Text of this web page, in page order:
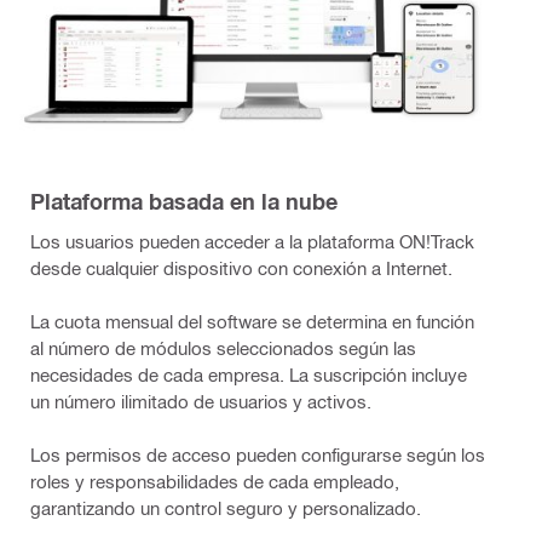
Plataforma basada en la nube
Los usuarios pueden acceder a la plataforma ON!Track
desde cualquier dispositivo con conexión a Internet.
La cuota mensual del software se determina en función
al número de módulos seleccionados según las
necesidades de cada empresa. La suscripción incluye
un número ilimitado de usuarios y activos.
Los permisos de acceso pueden configurarse según los
roles y responsabilidades de cada empleado,
garantizando un control seguro y personalizado.